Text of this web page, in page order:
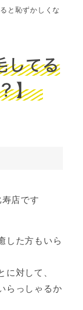
と恥ずかしくな
してる
】
店です
した方もいら
対して、
らっしゃるか